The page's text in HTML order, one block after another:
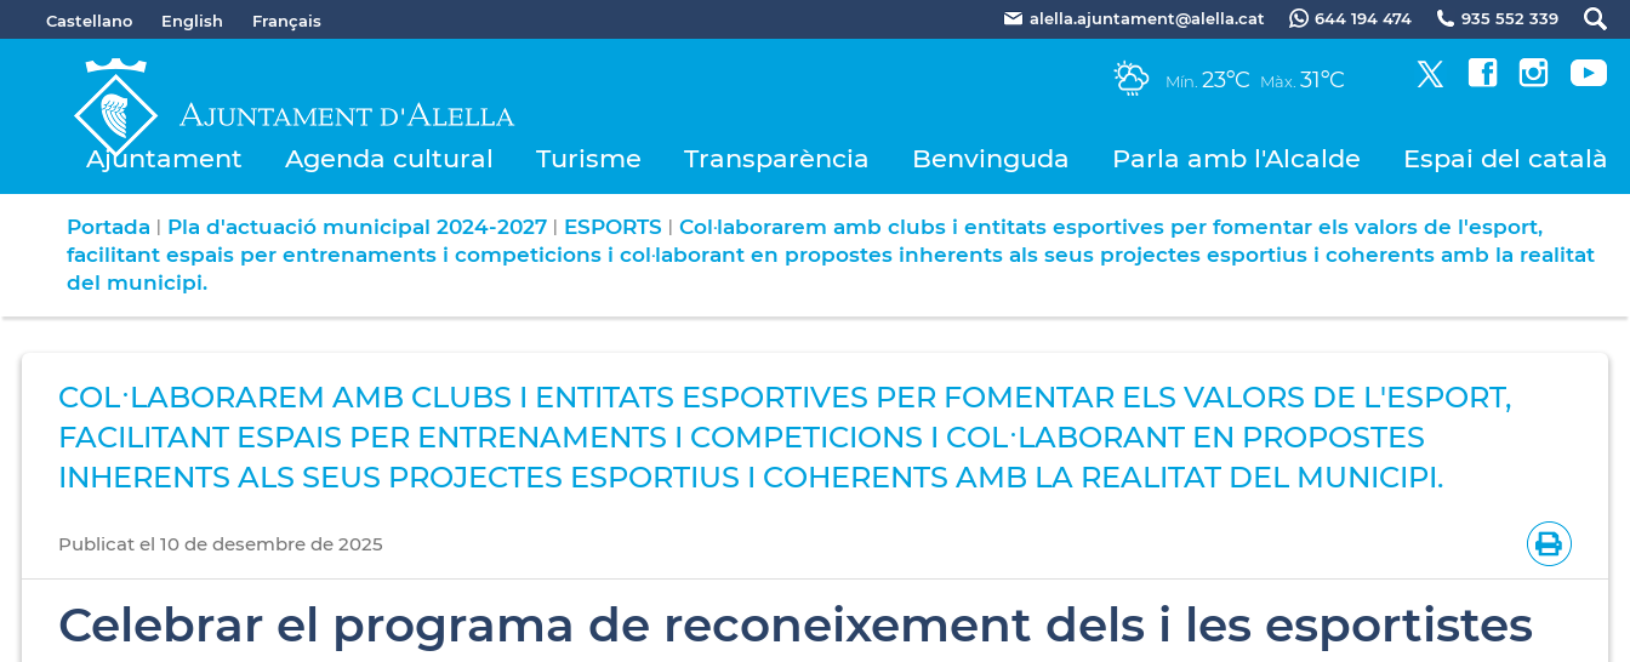
Castellano English Français alella.ajuntament@alella.cat 644 194 474 935 552 339
Mín. 23ºC Màx. 31ºC
Ajuntament Agenda cultural Turisme Transparència Benvinguda Parla amb l'Alcalde Espai del català
Portada | Pla d'actuació municipal 2024-2027 | ESPORTS | Col·laborarem amb clubs i entitats esportives per fomentar els valors de l'esport,
facilitant espais per entrenaments i competicions i col·laborant en propostes inherents als seus projectes esportius i coherents amb la realitat
del municipi.
COL·LABORAREM AMB CLUBS I ENTITATS ESPORTIVES PER FOMENTAR ELS VALORS DE L'ESPORT,
FACILITANT ESPAIS PER ENTRENAMENTS I COMPETICIONS I COL·LABORANT EN PROPOSTES
INHERENTS ALS SEUS PROJECTES ESPORTIUS I COHERENTS AMB LA REALITAT DEL MUNICIPI.
Publicat el 10 de desembre de 2025
Celebrar el programa de reconeixement dels i les esportistes